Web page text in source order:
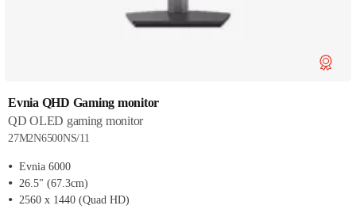
Evnia QHD Gaming monitor
QD OLED gaming monitor
27M2N6500NS/11
Evnia 6000
26.5" (67.3cm)
2560 x 1440 (Quad HD)